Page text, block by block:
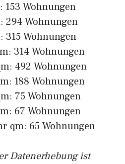
153 Wohnungen
294 Wohnungen
315 Wohnungen
314 Wohnungen
492 Wohnungen
188 Wohnungen
75 Wohnungen
67 Wohnungen
qm: 65 Wohnungen
Datenerhebung ist